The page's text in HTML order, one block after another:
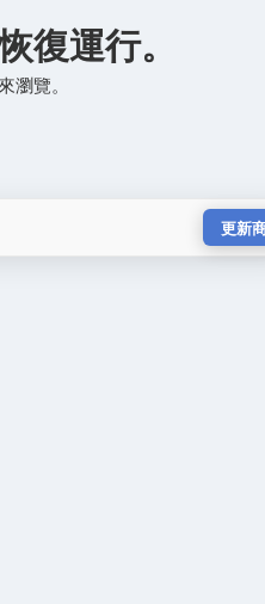
復運行。
瀏覽。
更新